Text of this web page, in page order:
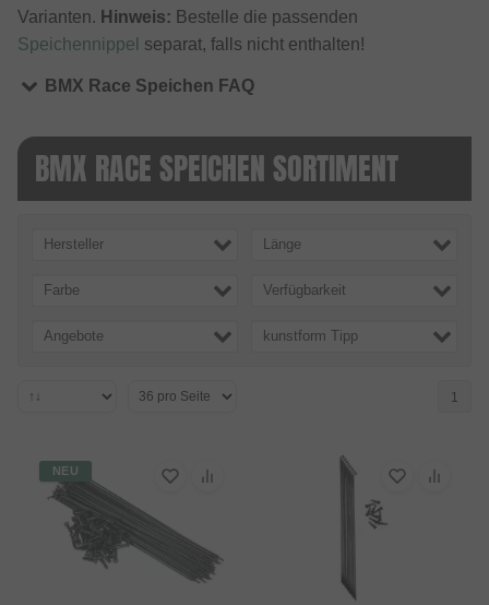
Varianten. Hinweis: Bestelle die passenden
Speichennippel separat, falls nicht enthalten!
BMX Race Speichen FAQ
BMX RACE SPEICHEN SORTIMENT
Hersteller Länge
Farbe Verfügbarkeit
Angebote kunstform Tipp
1
NEU